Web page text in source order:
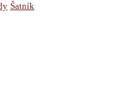
Šatník